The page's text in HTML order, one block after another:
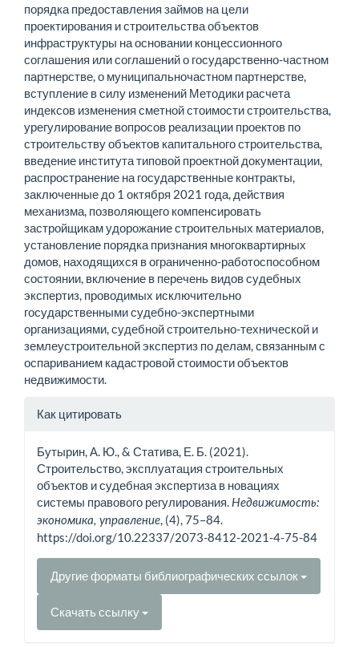
порядка предоставления займов на цели
проектирования и строительства объектов
инфраструктуры на основании концессионного
соглашения или соглашений о государственно-частном
партнерстве, о муниципальночастном партнерстве,
вступление в силу изменений Методики расчета
индексов изменения сметной стоимости строительства,
урегулирование вопросов реализации проектов по
строительству объектов капитального строительства,
введение института типовой проектной документации,
распространение на государственные контракты,
заключенные до 1 октября 2021 года, действия
механизма, позволяющего компенсировать
застройщикам удорожание строительных материалов,
установление порядка признания многоквартирных
домов, находящихся в ограниченно-работоспособном
состоянии, включение в перечень видов судебных
экспертиз, проводимых исключительно
государственными судебно-экспертными
организациями, судебной строительно-технической и
землеустроительной экспертиз по делам, связанным с
оспариванием кадастровой стоимости объектов
недвижимости.
Информация
Как цитировать
Бутырин, А. Ю., & Статива, Е. Б. (2021).
Строительство, эксплуатация строительных
объектов и судебная экспертиза в новациях
системы правового регулирования. Недвижимость:
экономика, управление , (4), 75–84.
https://doi.org/10.22337/2073-8412-2021-4-75-84
Другие форматы библиографических ссылок
Скачать ссылку